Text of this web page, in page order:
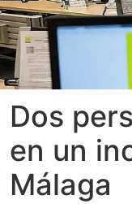
Dos
en un
Málaga